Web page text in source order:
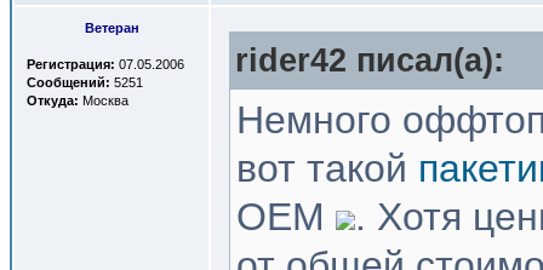
Ветеран
Регистрация: 07.05.2006
Сообщений: 5251
Откуда: Москва
rider42 писал(a):
Немного
вот такой
OEM
. Хотя